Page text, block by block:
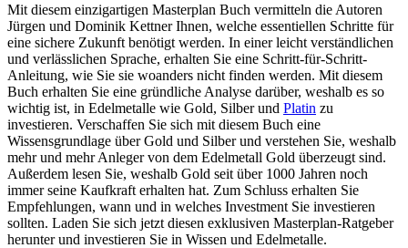
Mit diesem einzigartigen Masterplan Buch vermitteln die Autoren
Jürgen und Dominik Kettner Ihnen, welche essentiellen Schritte für
eine sichere Zukunft benötigt werden. In einer leicht verständlichen
und verlässlichen Sprache, erhalten Sie eine Schritt-für-Schritt-
Anleitung, wie Sie sie woanders nicht finden werden. Mit diesem
Buch erhalten Sie eine gründliche Analyse darüber, weshalb es so
wichtig ist, in Edelmetalle wie Gold, Silber und Platin zu
investieren. Verschaffen Sie sich mit diesem Buch eine
Wissensgrundlage über Gold und Silber und verstehen Sie, weshalb
mehr und mehr Anleger von dem Edelmetall Gold überzeugt sind.
Außerdem lesen Sie, weshalb Gold seit über 1000 Jahren noch
immer seine Kaufkraft erhalten hat. Zum Schluss erhalten Sie
Empfehlungen, wann und in welches Investment Sie investieren
sollten. Laden Sie sich jetzt diesen exklusiven Masterplan-Ratgeber
herunter und investieren Sie in Wissen und Edelmetalle.